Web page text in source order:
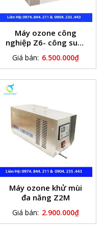
Máy ozone công
nghiệp Z6- công suất
Giá bán: 6.500.000₫
Máy ozone khử mùi
đa năng Z2M
Giá bán: 2.900.000₫